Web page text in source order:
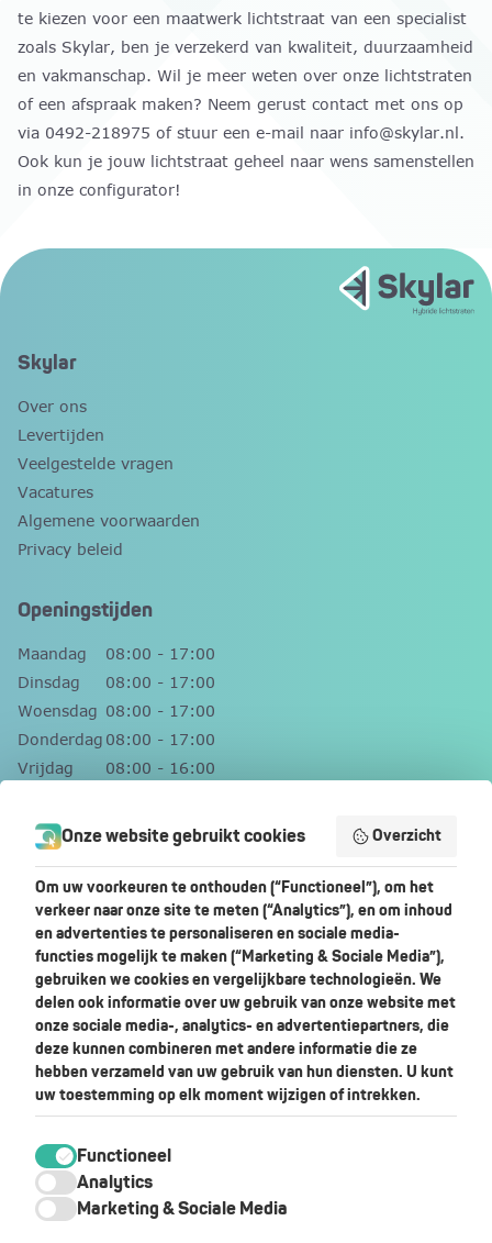
te kiezen voor een maatwerk lichtstraat van een specialist
zoals Skylar, ben je verzekerd van kwaliteit, duurzaamheid
en vakmanschap. Wil je meer weten over onze lichtstraten
of een afspraak maken? Neem gerust contact met ons op
via 0492-218975 of stuur een e-mail naar info@skylar.nl.
Ook kun je jouw lichtstraat geheel naar wens samenstellen
in onze configurator!
Contact
+31 (0)492 218975
info@skylar.nl
+31 619966247
Achterdijk 14
5705CB Helmond
Openingstijden
Maandag
08:00 - 17:00
Dinsdag
08:00 - 17:00
Woensdag 08:00 - 17:00
Donderdag 08:00 - 17:00
Vrijdag
08:00 - 16:00
Zondag
Gesloten
Skylar
Over ons
Levertijden
Veelgestelde vragen
Vacatures
Algemene voorwaarden
Privacy beleid
Onze website gebruikt cookies Overzicht
Om uw voorkeuren te onthouden (“Functioneel”), om het
verkeer naar onze site te meten (“Analytics”), en om inhoud
en advertenties te personaliseren en sociale media-
functies mogelijk te maken (“Marketing & Sociale Media”),
gebruiken we cookies en vergelijkbare technologieën. We
delen ook informatie over uw gebruik van onze website met
onze sociale media-, analytics- en advertentiepartners, die
deze kunnen combineren met andere informatie die ze
hebben verzameld van uw gebruik van hun diensten. U kunt
uw toestemming op elk moment wijzigen of intrekken.
Functioneel
Analytics
Marketing & Sociale Media